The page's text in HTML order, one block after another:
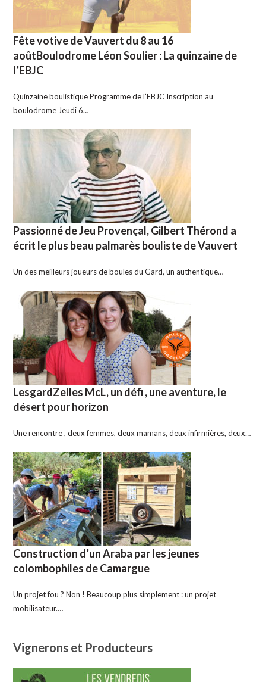
Fête votive de Vauvert du 8 au 16
aoûtBoulodrome Léon Soulier : La quinzaine de
l’EBJC
Quinzaine boulistique Programme de l’EBJC Inscription au
boulodrome Jeudi 6…
Passionné de Jeu Provençal, Gilbert Thérond a
écrit le plus beau palmarès bouliste de Vauvert
Un des meilleurs joueurs de boules du Gard, un authentique…
LesgardZelles McL, un défi , une aventure, le
désert pour horizon
Une rencontre , deux femmes, deux mamans, deux infirmières, deux…
Construction d’un Araba par les jeunes
colombophiles de Camargue
Un projet fou ? Non ! Beaucoup plus simplement : un projet
mobilisateur.…
Vignerons et Producteurs